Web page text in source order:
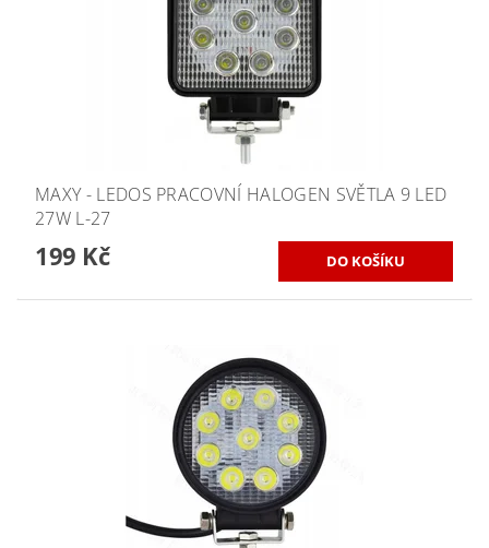
MAXY - LEDOS PRACOVNÍ HALOGEN SVĚTLA 9 LED
27W L-27
199 Kč